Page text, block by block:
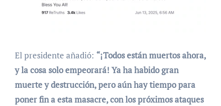
El presidente añadió: “¡Todos están muertos ahora,
y la cosa solo empeorará! Ya ha habido gran
muerte y destrucción, pero aún hay tiempo para
poner fin a esta masacre, con los próximos ataques